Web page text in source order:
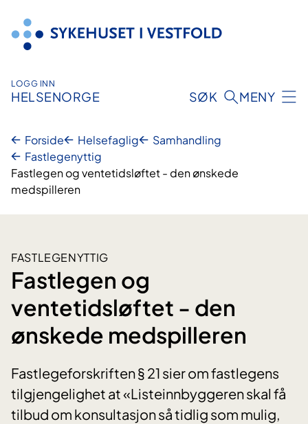
innhold
LOGG INN
HELSENORGE SØK MENY
Forside Helsefaglig
Samhandling
Fastlegenyttig
Fastlegen og ventetidsløftet - den ønskede
medspilleren
FASTLEGENYTTIG
Fastlegen og
ventetidsløftet - den
ønskede medspilleren
Fastlegeforskriften § 21 sier om fastlegens
tilgjengelighet at «Listeinnbyggeren skal få
tilbud om konsultasjon så tidlig som mulig,